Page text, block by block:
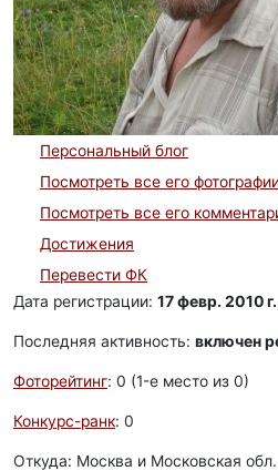
Персональный блог
Посмотреть все его
Посмотреть все его
Достижения
Перевести ФК
Дата регистрации: 17 февр. 2010
Последняя активность: включен
Фоторейтинг: 0 (1-e место из 0)
Конкурс-ранк: 0
Откуда: Москва и Московская обл.